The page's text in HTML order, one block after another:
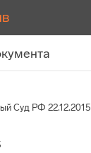
Суд РФ 22.12.2015